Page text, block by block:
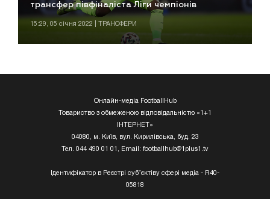
трансфер півфіналіста Ліги чемпіонів
15:29, 05 січня 2022 | ТРАНСФЕРИ
Онлайн-медіа FootballHub
Товариство з обмеженою відповідальністю «1+1
ІНТЕРНЕТ»
04080, м. Київ, вул. Кирилівська, буд. 23
Тел. 044 490 01 01, Email: footballhub@1plus1.tv
Ідентифікатор в Реєстрі суб’єктіву сфері медіа - R40-
05818